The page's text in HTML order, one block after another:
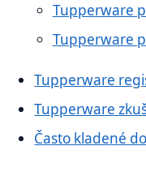
Tupperware
Tupperware
Tupperware
Tupperware
Často kladené